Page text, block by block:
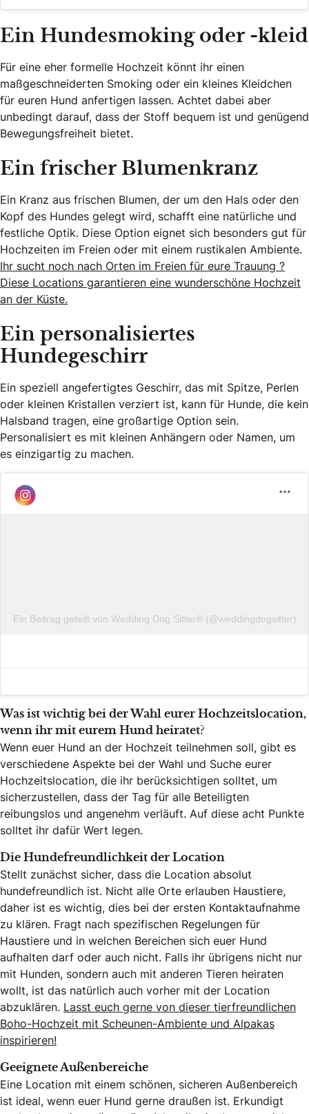
Ein Hundesmoking oder -kleid
Für eine eher formelle Hochzeit könnt ihr einen
maßgeschneiderten Smoking oder ein kleines Kleidchen
für euren Hund anfertigen lassen. Achtet dabei aber
unbedingt darauf, dass der Stoff bequem ist und genügend
Bewegungsfreiheit bietet.
Ein frischer Blumenkranz
Ein Kranz aus frischen Blumen, der um den Hals oder den
Kopf des Hundes gelegt wird, schafft eine natürliche und
festliche Optik. Diese Option eignet sich besonders gut für
Hochzeiten im Freien oder mit einem rustikalen Ambiente.
Ihr sucht noch nach Orten im Freien für eure Trauung ?
Diese Locations garantieren eine wunderschöne Hochzeit
an der Küste.
Ein personalisiertes
Hundegeschirr
Ein speziell angefertigtes Geschirr, das mit Spitze, Perlen
oder kleinen Kristallen verziert ist, kann für Hunde, die kein
Halsband tragen, eine großartige Option sein.
Personalisiert es mit kleinen Anhängern oder Namen, um
es einzigartig zu machen.
Ein Beitrag geteilt von Wedding Dog Sitter®️ (@weddingdogsitter)
Was ist wichtig bei der Wahl eurer Hochzeitslocation,
wenn ihr mit eurem Hund heiratet?
Wenn euer Hund an der Hochzeit teilnehmen soll, gibt es
verschiedene Aspekte bei der Wahl und Suche eurer
Hochzeitslocation, die ihr berücksichtigen solltet, um
sicherzustellen, dass der Tag für alle Beteiligten
reibungslos und angenehm verläuft. Auf diese acht Punkte
solltet ihr dafür Wert legen.
Die Hundefreundlichkeit der Location
Stellt zunächst sicher, dass die Location absolut
hundefreundlich ist. Nicht alle Orte erlauben Haustiere,
daher ist es wichtig, dies bei der ersten Kontaktaufnahme
zu klären. Fragt nach spezifischen Regelungen für
Haustiere und in welchen Bereichen sich euer Hund
aufhalten darf oder auch nicht. Falls ihr übrigens nicht nur
mit Hunden, sondern auch mit anderen Tieren heiraten
wollt, ist das natürlich auch vorher mit der Location
abzuklären. Lasst euch gerne von dieser tierfreundlichen
Boho-Hochzeit mit Scheunen-Ambiente und Alpakas
inspirieren!
Geeignete Außenbereiche
Eine Location mit einem schönen, sicheren Außenbereich
ist ideal, wenn euer Hund gerne draußen ist. Erkundigt